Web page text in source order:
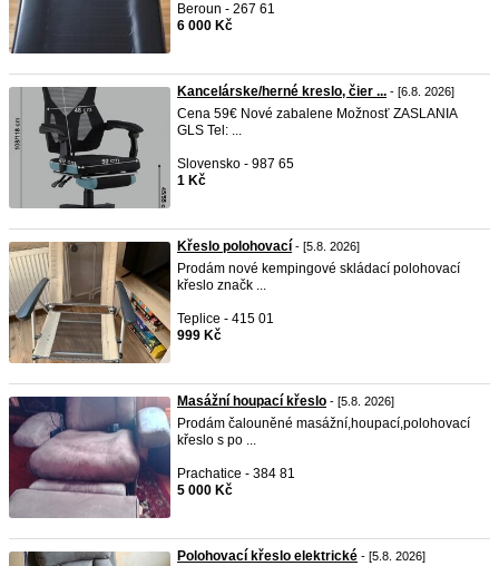
Beroun - 267 61
6 000 Kč
Kancelárske/herné kreslo, čier ... - [6.8. 2026]
Cena 59€ Nové zabalene Možnosť ZASLANIA
GLS Tel: ...
Slovensko - 987 65
1 Kč
Křeslo polohovací - [5.8. 2026]
Prodám nové kempingové skládací polohovací
křeslo značk ...
Teplice - 415 01
999 Kč
Masážní houpací křeslo - [5.8. 2026]
Prodám čalouněné masážní,houpací,polohovací
křeslo s po ...
Prachatice - 384 81
5 000 Kč
Polohovací křeslo elektrické - [5.8. 2026]